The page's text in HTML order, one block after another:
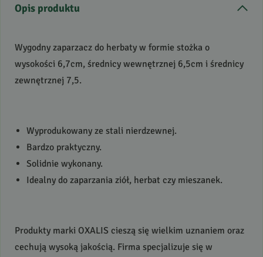
Opis produktu
Wygodny zaparzacz do herbaty w formie stożka o
wysokości 6,7cm, średnicy wewnętrznej 6,5cm i średnicy
zewnętrznej 7,5.
Wyprodukowany ze stali nierdzewnej.
Bardzo praktyczny.
Solidnie wykonany.
Idealny do zaparzania ziół, herbat czy mieszanek.
Produkty marki OXALIS cieszą się wielkim uznaniem oraz
cechują wysoką jakością. Firma specjalizuje się w